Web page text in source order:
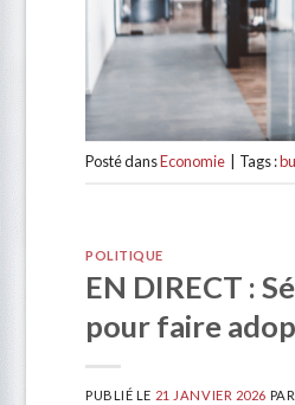
Posté dansEconomie Tags :
POLITIQUE
EN DIRECT :
pour faire
PUBLIÉ LE 21 JANVIER 2026 PAR